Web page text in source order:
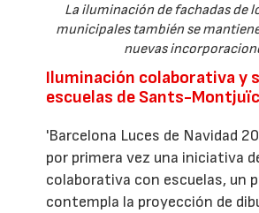
La iluminación de fachadas de
municipales también se
nuevas
Iluminación colaborativa y
escuelas de Sants-Montjuïc
'Barcelona Luces de Navidad
por primera vez una iniciativa
colaborativa con escuelas, un
contempla la proyección de